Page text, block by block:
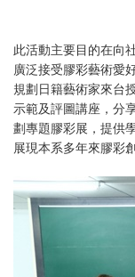
此活動主要目的在向
廣泛接受膠彩藝術愛
規劃日籍藝術家來台
示範及評圖講座，分
劃專題膠彩展，提供
展現本系多年來膠彩